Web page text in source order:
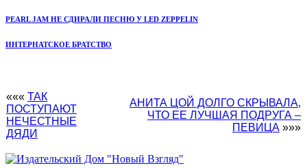
PEARL JAM НЕ СДИРАЛИ ПЕСНЮ У LED ZEPPELIN
ИНТЕРНАТСКОЕ БРАТСТВО
««« ТАК
ПОСТУПАЮТ
НЕЧЕСТНЫЕ
ДЯДИ
АНИТА ЦОЙ ДОЛГО СКРЫВАЛА,
ЧТО ЕЕ ЛУЧШАЯ ПОДРУГА –
ПЕВИЦА »»»